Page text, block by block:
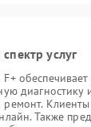
услуг
диагностику
Клиенты
Также